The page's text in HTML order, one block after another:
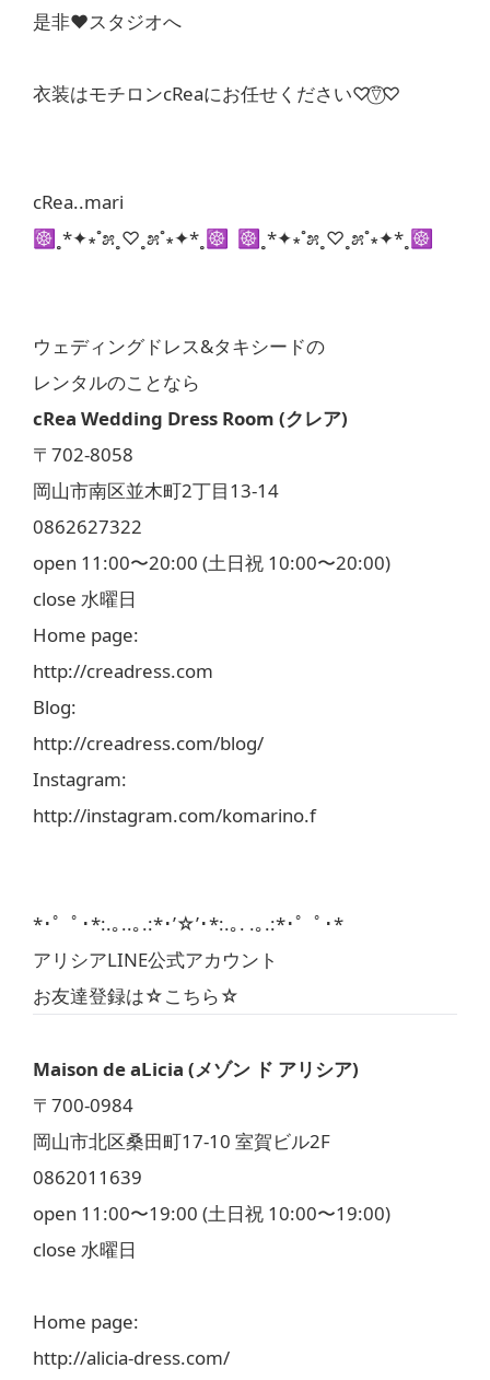
是非❤︎スタジオへ
衣装はモチロンcReaにお任せください♡⍢⃝♡
cRea..mari
☸︎˳*✦︎∗︎˚೫˳♡︎˳೫˚∗︎✦︎*˳☸︎ ☸︎˳*✦︎∗︎˚೫˳♡︎˳೫˚∗︎✦︎*˳☸︎
ウェディングドレス&タキシードの
レンタルのことなら
cRea Wedding Dress Room (クレア)
〒702-8058
岡山市南区並木町2丁目13-14
0862627322
open 11:00〜20:00 (土日祝 10:00〜20:00)
close 水曜日
Home page:
http://creadress.com
Blog:
http://creadress.com/blog/
Instagram:
http://instagram.com/komarino.f
*･゜ﾟ･*:.｡..｡.:*･’☆’･*:.｡. .｡.:*･゜ﾟ･*
アリシアLINE公式アカウント
お友達登録は☆こちら☆
Maison de aLicia (メゾン ド アリシア)
〒700-0984
岡山市北区桑田町17-10 室賀ビル2F
0862011639
open 11:00〜19:00 (土日祝 10:00〜19:00)
close 水曜日
Home page:
http://alicia-dress.com/